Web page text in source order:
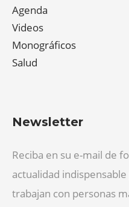
Agenda
Videos
Monográficos
Salud
Newsletter
Reciba en su e-mail de
actualidad
trabajan con personas